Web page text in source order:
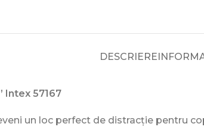
DESCRIERE
Intex 57167
un loc perfect de distracție pentru